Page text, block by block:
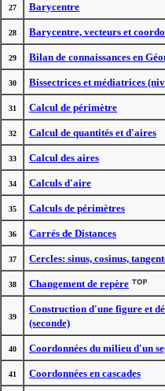
27 Barycentre
28 Barycentre, vecteurs et
29 Bilan de connaissances en
30 Bissectrices et médiatrices
31 Calcul de périmètre
32 Calcul de quantités et d'aires
33 Calcul des aires
34 Calculs d'aire
35 Calculs de périmètres
36 Carrés de Distances
37 Cercles: sinus, cosinus,
38 Changement de repère
39
Construction d'une figure et
(seconde)
40 Coordonnées du milieu d'un
41 Coordonnées en cascades